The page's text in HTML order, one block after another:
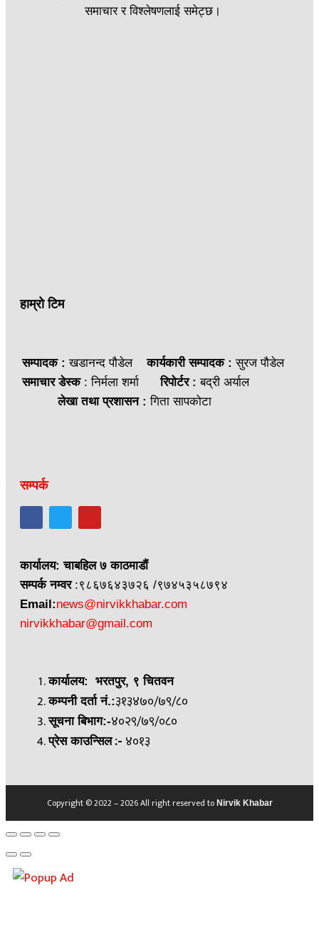
समाचार र विश्लेषणलाई समेट्छ।
हाम्रो टिम
सम्पादक :खडानन्द पौडेलकार्यकारी सम्पादक : सुरज पौडेल
समाचार डेस्क: निर्मला शर्मारिपोर्टर : बद्री अर्याल
लेखा तथा प्रशासन : गिता सापकोटा
सम्पर्क
कार्यालय: चाबहिल ७ काठमाडौं
सम्पर्क नम्वर :९८६७६४३७२६ /९७४५३५८७९४
Email:news@nirvikkhabar.com
nirvikkhabar@gmail.com
कार्यालय: भरतपुर, ९ चितवन
कम्पनी दर्ता नं.:३१३४७०/७९/८०
सूचना बिभाग:-४०२९/७९/०८०
प्रेस काउन्सिल:- ४०१३
Copyright © 2022 – 2026 All right reserved to Nirvik Khabar